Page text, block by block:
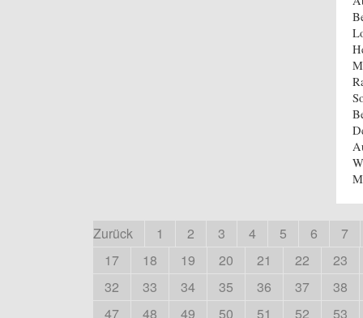
Zurück 1 2 3 4 5 6
7
17
18 19 20 21 22
23
32
33 34 35 36 37
38
47
48 49 50 51 52
53